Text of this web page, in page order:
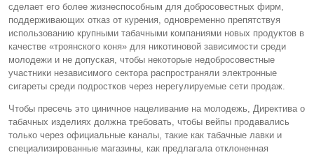
сделает его более жизнеспособным для добросовестных фирм,
поддерживающих отказ от курения, одновременно препятствуя
использованию крупными табачными компаниями новых продуктов в
качестве «троянского коня» для никотиновой зависимости среди
молодежи и не допуская, чтобы некоторые недобросовестные
участники независимого сектора распространяли электронные
сигареты среди подростков через нерегулируемые сети продаж.
Чтобы пресечь это циничное нацеливание на молодежь, Директива о
табачных изделиях должна требовать, чтобы вейпы продавались
только через официальные каналы, такие как табачные лавки и
специализированные магазины, как предлагала отклоненная